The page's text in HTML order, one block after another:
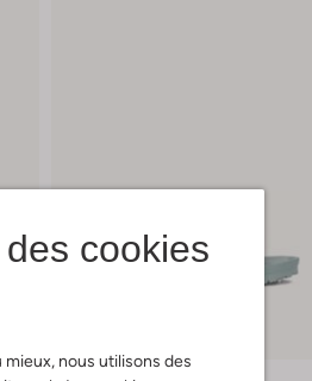
cookies
mieux, nous utilisons des